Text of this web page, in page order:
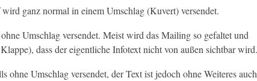
ganz normal in einem Umschlag (Kuvert) versendet.
Umschlag versendet. Meist wird das Mailing so gefaltet und
dass der eigentliche Infotext nicht von außen sichtbar wird.
ohne Umschlag versendet, der Text ist jedoch ohne Weiteres auch